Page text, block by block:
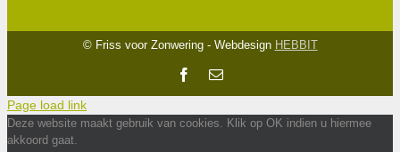
© Friss voor Zonwering - Webdesign HEBBIT
Facebook
E-
Page load link
Deze website maakt gebruik van cookies. Klik op OK indien u hiermee
akkoord gaat.